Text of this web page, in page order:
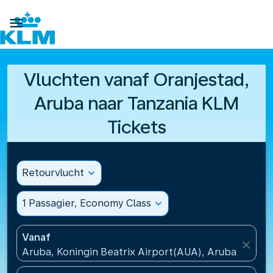

Vluchten vanaf Oranjestad,
Aruba naar Tanzania KLM
Tickets
Retourvlucht expand_more
1 Passagier, Economy Class expand_more
Vanaf
Aruba, Koningin Beatrix Airport(AUA), Aruba
close